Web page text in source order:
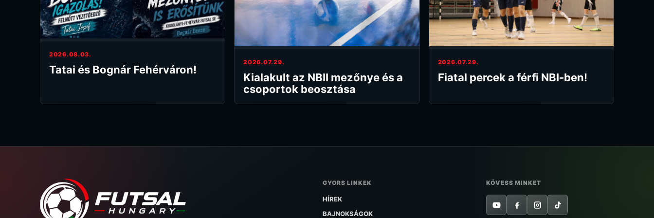
2026.08.03.
Tatai és Bognár Fehérváron!
2026.07.29.
Kialakult az NBII mezőnye és a
csoportok beosztása
2026.07.29.
Fiatal percek a férfi NBI-ben!
GYORS LINKEK
HÍREK
BAJNOKSÁGOK
KÖVESS MINKET